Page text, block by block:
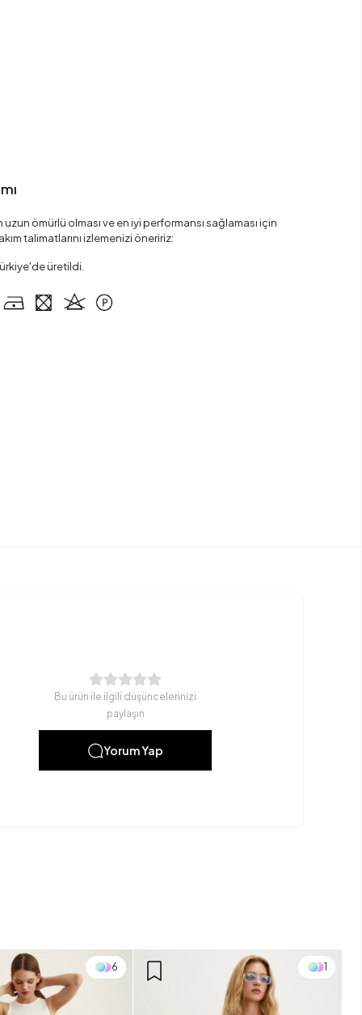
ömürlü olması ve en iyi performansı sağlaması için
talimatlarını izlemenizi öneririz:
üretildi.
Bu ürün ile ilgili düşüncelerinizi
paylaşın
Yorum Yap
6 1